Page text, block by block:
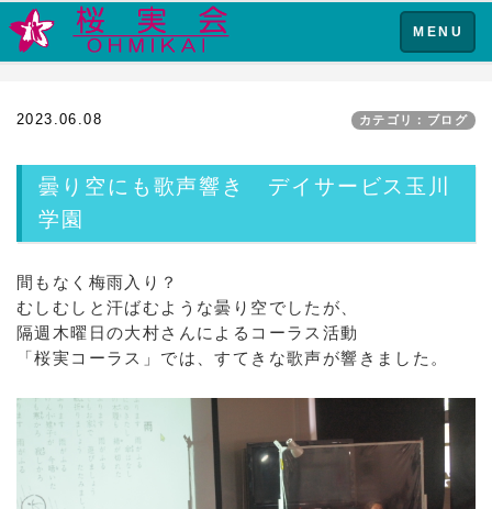
Toggle
navigation
MENU
2023.06.08 カテゴリ：ブログ
曇り空にも歌声響き デイサービス玉川
学園
間もなく梅雨入り？
むしむしと汗ばむような曇り空でしたが、
隔週木曜日の大村さんによるコーラス活動
「桜実コーラス」では、すてきな歌声が響きました。